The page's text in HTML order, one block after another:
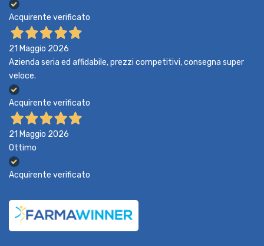
Acquirente verificato
21 Maggio 2026
Azienda seria ed affidabile, prezzi competitivi, consegna super
veloce.
Acquirente verificato
21 Maggio 2026
Ottimo
Acquirente verificato